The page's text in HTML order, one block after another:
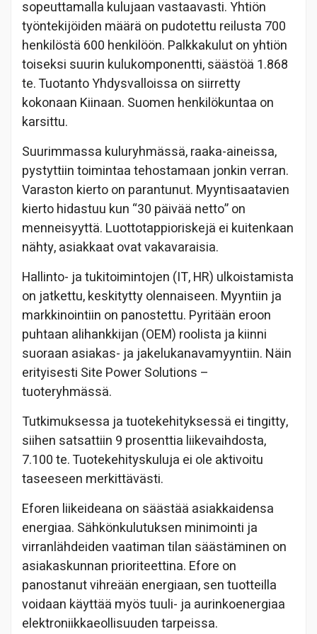
sopeuttamalla kulujaan vastaavasti. Yhtiön
työntekijöiden määrä on pudotettu reilusta 700
henkilöstä 600 henkilöön. Palkkakulut on yhtiön
toiseksi suurin kulukomponentti, säästöä 1.868
te. Tuotanto Yhdysvalloissa on siirretty
kokonaan Kiinaan. Suomen henkilökuntaa on
karsittu.
Suurimmassa kuluryhmässä, raaka-aineissa,
pystyttiin toimintaa tehostamaan jonkin verran.
Varaston kierto on parantunut. Myyntisaatavien
kierto hidastuu kun “30 päivää netto” on
menneisyyttä. Luottotappioriskejä ei kuitenkaan
nähty, asiakkaat ovat vakavaraisia.
Hallinto- ja tukitoimintojen (IT, HR) ulkoistamista
on jatkettu, keskitytty olennaiseen. Myyntiin ja
markkinointiin on panostettu. Pyritään eroon
puhtaan alihankkijan (OEM) roolista ja kiinni
suoraan asiakas- ja jakelukanavamyyntiin. Näin
erityisesti Site Power Solutions –
tuoteryhmässä.
Tutkimuksessa ja tuotekehityksessä ei tingitty,
siihen satsattiin 9 prosenttia liikevaihdosta,
7.100 te. Tuotekehityskuluja ei ole aktivoitu
taseeseen merkittävästi.
Eforen liikeideana on säästää asiakkaidensa
energiaa. Sähkönkulutuksen minimointi ja
virranlähdeiden vaatiman tilan säästäminen on
asiakaskunnan prioriteettina. Efore on
panostanut vihreään energiaan, sen tuotteilla
voidaan käyttää myös tuuli- ja aurinkoenergiaa
elektroniikkaeollisuuden tarpeissa.